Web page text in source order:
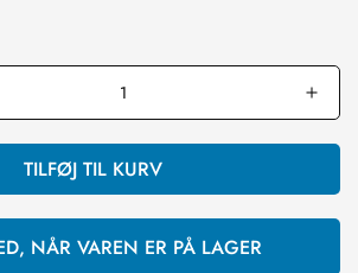
TILFØJ TIL KURV
NÅR VAREN ER PÅ LAGER